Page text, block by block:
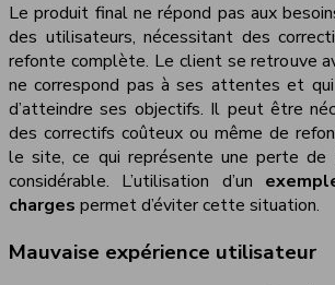
Le produit final ne répond pas aux
des utilisateurs, nécessitant des
refonte complète. Le client se retrouve
ne correspond pas à ses attentes et
d’atteindre ses objectifs. Il peut être
des correctifs coûteux ou même de
le site, ce qui représente une perte de
considérable. L’utilisation d’un
charges permet d’éviter cette situation.
Mauvaise expérience utilisateur